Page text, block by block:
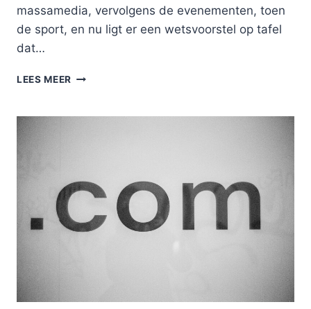
massamedia, vervolgens de evenementen, toen
de sport, en nu ligt er een wetsvoorstel op tafel
dat…
LEES MEER IGAMING
VOOR
KUNNEN
VAN